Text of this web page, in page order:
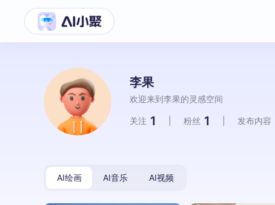
李果
欢迎来到李果的灵感空间
关注 1 粉丝 1 发布内容
AI绘画 AI音乐 AI视频